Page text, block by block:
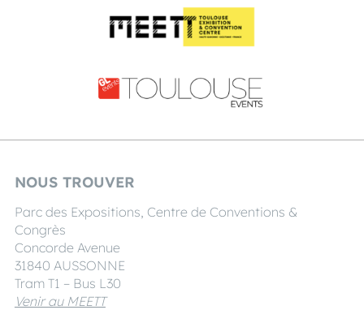
NOUS TROUVER
Parc des Expositions, Centre de Conventions &
Congrès
Concorde Avenue
31840 AUSSONNE
Tram T1 – Bus L30
Venir au MEETT